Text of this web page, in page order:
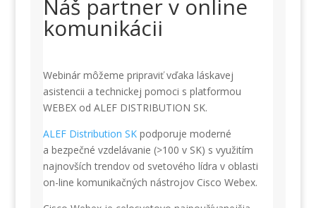
Náš partner v online
komunikácii
Webinár môžeme pripraviť vďaka láskavej
asistencii a technickej pomoci s platformou
WEBEX od ALEF DISTRIBUTION SK.
ALEF Distribution SKpodporuje moderné
a bezpečné vzdelávanie (>100 v SK) s využitím
najnovších trendov od svetového lídra v oblasti
on-line komunikačných nástrojov Cisco Webex.